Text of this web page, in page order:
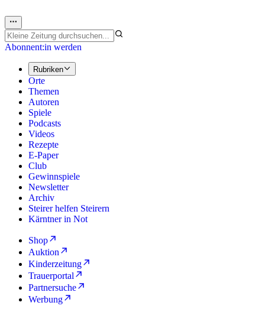
Abonnent:in werden
Rubriken
Orte
Themen
Autoren
Spiele
Podcasts
Videos
Rezepte
E-Paper
Club
Gewinnspiele
Newsletter
Archiv
Steirer helfen Steirern
Kärntner in Not
Shop
Auktion
Kinderzeitung
Trauerportal
Partnersuche
Werbung